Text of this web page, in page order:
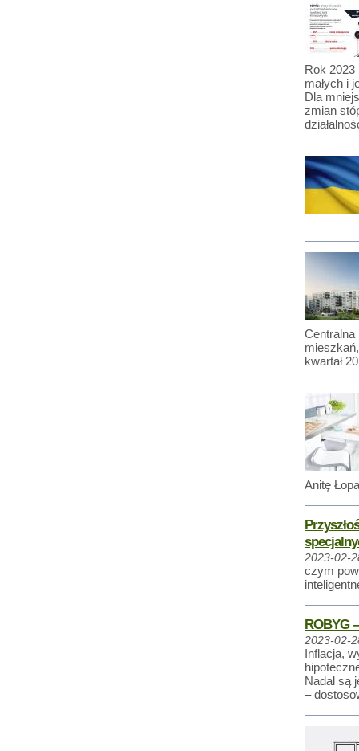
Rok
małych i
Dla
zmian
kwartał
Anitę
2023-02-
czym
ROBYG
2023-02-
Inflacja,
Nadal są
–